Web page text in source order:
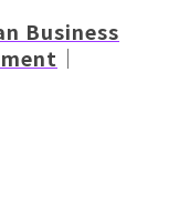
Business
｜